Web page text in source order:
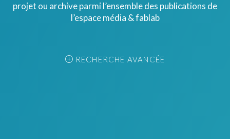
projet ou archive parmi l’ensemble des publications de
l’espace média & fablab
RECHERCHE AVANCÉE